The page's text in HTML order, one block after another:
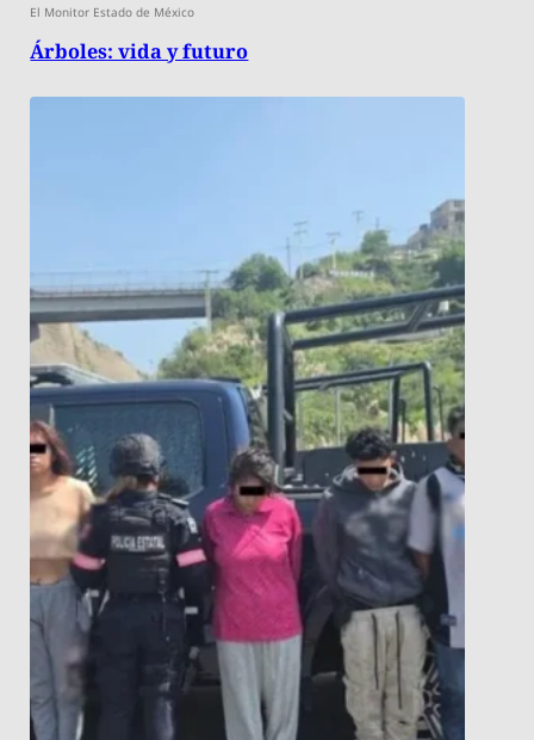
El Monitor Estado de México
Árboles: vida y futuro